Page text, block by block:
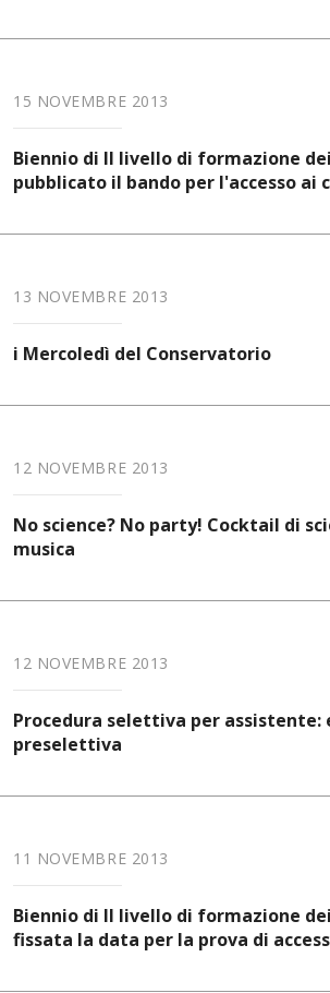
15 NOVEMBRE 2013
Biennio di II livello di formazione
pubblicato il bando per l'accesso ai
13 NOVEMBRE 2013
i Mercoledì del Conservatorio
12 NOVEMBRE 2013
No science? No party! Cocktail di
musica
12 NOVEMBRE 2013
Procedura selettiva per assistente:
preselettiva
11 NOVEMBRE 2013
Biennio di II livello di formazione
fissata la data per la prova di